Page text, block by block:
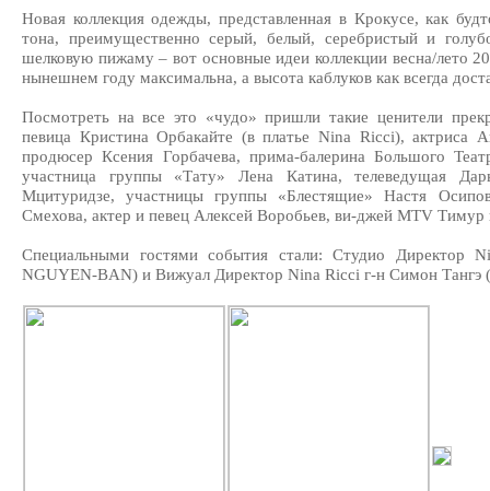
Новая коллекция одежды, представленная в Крокусе, как
тона, преимущественно серый, белый, серебристый и
шелковую пижаму – вот основные идеи коллекции весна/лето
нынешнем году максимальна, а высота каблуков как всегда
Посмотреть на все это «чудо» пришли такие ценители
певица Кристина Орбакайте (в платье Nina Ricci), актриса
продюсер Ксения Горбачева, прима-балерина Большого
участница группы «Тату» Лена Катина, телеведущая
Мцитуридзе, участницы группы «Блестящие» Настя
Смехова, актер и певец Алексей Воробьев, ви-джей MTV Тимур
Специальными гостями события стали: Студио Директор
NGUYEN-BAN) и Вижуал Директор Nina Ricci г-н Симон Тангэ